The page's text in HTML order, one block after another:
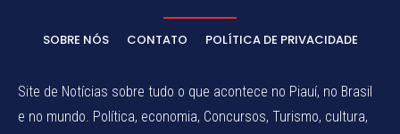
SOBRE NÓS CONTATO POLÍTICA DE PRIVACIDADE
Site de Notícias sobre tudo o que acontece no Piauí, no Brasil
e no mundo. Política, economia, Concursos, Turismo, cultura,